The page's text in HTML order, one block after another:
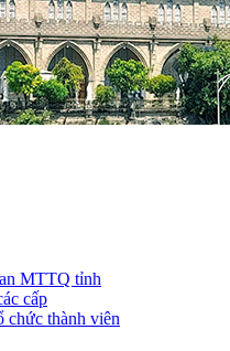
MTTQ tỉnh
cấp
chức thành viên